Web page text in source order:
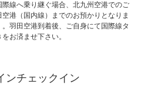
線へ乗り継ぐ場合、北九州空港でのご
港（国内線）までのお預かりとなりま
羽田空港到着後、ご自身にて国際線タ
お済ませ下さい。
ンチェックイン